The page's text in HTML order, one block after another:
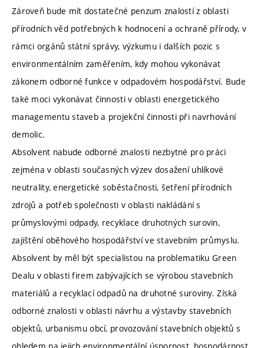
Zároveň bude mít dostatečné penzum znalostí z oblasti
přírodních věd potřebných k hodnocení a ochraně přírody, v
rámci orgánů státní správy, výzkumu i dalších pozic s
environmentálním zaměřením, kdy mohou vykonávat
zákonem odborné funkce v odpadovém hospodářství. Bude
také moci vykonávat činnosti v oblasti energetického
managementu staveb a projekční činnosti při navrhování
demolic.
Absolvent nabude odborné znalosti nezbytné pro práci
zejména v oblasti současných výzev dosažení uhlíkové
neutrality, energetické soběstačnosti, šetření přírodních
zdrojů a potřeb společnosti v oblasti nakládání s
průmyslovými odpady, recyklace druhotných surovin,
zajištění oběhového hospodářství ve stavebním průmyslu.
Absolvent by měl být specialistou na problematiku Green
Dealu v oblasti firem zabývajících se výrobou stavebních
materiálů a recyklací odpadů na druhotné suroviny. Získá
odborné znalosti v oblasti návrhu a výstavby stavebních
objektů, urbanismu obcí, provozování stavebních objektů s